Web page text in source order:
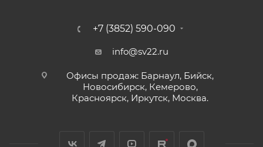
+7 (3852) 590-090
info@sv22.ru
Офисы продаж: Барнаул, Бийск,
Новосибирск, Кемерово,
Красноярск, Иркутск, Москва.